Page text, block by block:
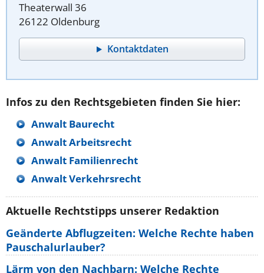
Theaterwall 36
26122 Oldenburg
Kontaktdaten
Infos zu den Rechtsgebieten finden Sie hier:
Anwalt Baurecht
Anwalt Arbeitsrecht
Anwalt Familienrecht
Anwalt Verkehrsrecht
Aktuelle Rechtstipps unserer Redaktion
Geänderte Abflugzeiten: Welche Rechte haben
Pauschalurlauber?
Lärm von den Nachbarn: Welche Rechte